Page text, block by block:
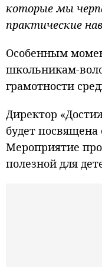
которые мы
практические
Особенным
школьникам-
грамотности
Директор
будет
Мероприятие
полезной для